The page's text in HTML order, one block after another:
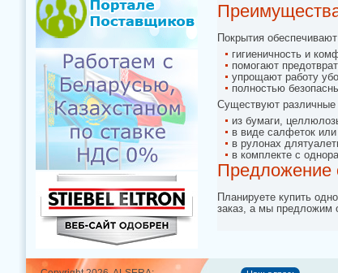
Покрытия
гигиеничность и
помогают
упрощают работу
полностью
Существуют различные
из бумаги,
в виде салфеток
в рулонах
в комплекте с
Предложение
Планируете купить
заказ, а мы предложим